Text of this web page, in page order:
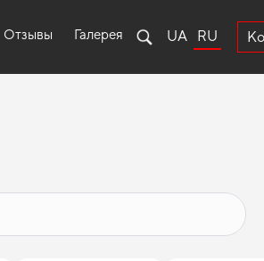
Отзывы Галерея UA RU